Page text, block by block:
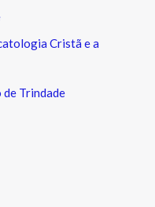
Cristã e a
Trindade